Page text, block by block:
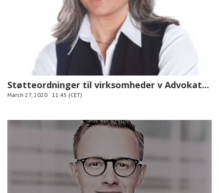
Støtteordninger til virksomheder v Advokat...
March 27, 2020 11:45 (CET)